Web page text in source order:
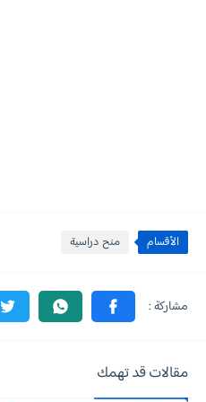
الأقسام منح دراسية
مقالات قد تهمك